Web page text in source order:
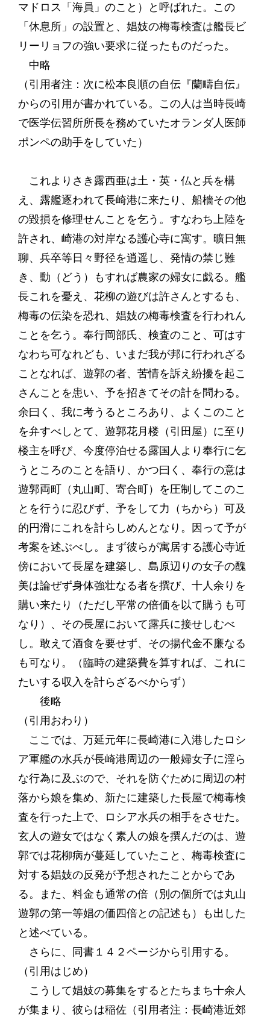
マドロス「海員」のこと）と呼ばれた。この
「休息所」の設置と、娼妓の梅毒検査は艦長ビ
リーリョフの強い要求に従ったものだった。
中略
（引用者注：次に松本良順の自伝『蘭疇自伝』
からの引用が書かれている。この人は当時長崎
で医学伝習所所長を務めていたオランダ人医師
ポンペの助手をしていた）
これよりさき露西亜は土・英・仏と兵を構
え、露艦逐われて長崎港に来たり、船檣その他
の毀損を修理せんことを乞う。すなわち上陸を
許され、崎港の対岸なる護心寺に寓す。曠日無
聊、兵卒等日々野径を逍遥し、発情の禁じ難
き、動（どう）もすれば農家の婦女に戯る。艦
長これを憂え、花柳の遊びは許さんとするも、
梅毒の伝染を恐れ、娼妓の梅毒検査を行われん
ことを乞う。奉行岡部氏、検査のこと、可はす
なわち可なれども、いまだ我が邦に行われざる
ことなれば、遊郭の者、苦情を訴え紛擾を起こ
さんことを患い、予を招きてその計を問わる。
余曰く、我に考うるところあり、よくこのこと
を弁すべしとて、遊郭花月楼（引田屋）に至り
楼主を呼び、今度停泊せる露国人より奉行に乞
うところのことを語り、かつ曰く、奉行の意は
遊郭両町（丸山町、寄合町）を圧制してこのこ
とを行うに忍びず、予をして力（ちから）可及
的円滑にこれを計らしめんとなり。因って予が
考案を述ぶべし。まず彼らが寓居する護心寺近
傍において長屋を建築し、島原辺りの女子の醜
美は論ぜず身体強壮なる者を撰び、十人余りを
購い来たり（ただし平常の倍価を以て購うも可
なり）、その長屋において露兵に接せしむべ
し。敢えて酒食を要せず、その揚代金不廉なる
も可なり。（臨時の建築費を算すれば、これに
たいする収入を計らざるべからず）
後略
（引用おわり）
ここでは、万延元年に長崎港に入港したロシ
ア軍艦の水兵が長崎港周辺の一般婦女子に淫ら
な行為に及ぶので、それを防ぐために周辺の村
落から娘を集め、新たに建築した長屋で梅毒検
査を行った上で、ロシア水兵の相手をさせた。
玄人の遊女ではなく素人の娘を撰んだのは、遊
郭では花柳病が蔓延していたこと、梅毒検査に
対する娼妓の反発が予想されたことからであ
る。また、料金も通常の倍（別の個所では丸山
遊郭の第一等娼の価四倍との記述も）も出した
と述べている。
さらに、同書１４２ページから引用する。
（引用はじめ）
こうして娼妓の募集をするとたちまち十余人
が集まり、彼らは稲佐（引用者注：長崎港近郊